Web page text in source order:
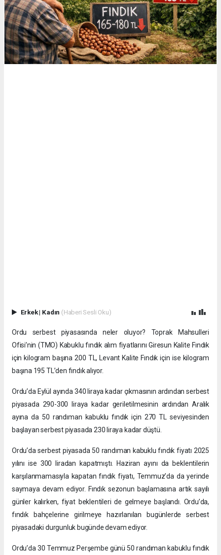
Erkek| Kadın (Haberi Sesli Oku)
Ordu serbest piyasasında neler oluyor? Toprak Mahsulleri
Ofisi’nin (TMO) Kabuklu fındık alım fiyatlarını Giresun Kalite Fındık
için kilogram başına 200 TL, Levant Kalite Fındık için ise kilogram
başına 195 TL’den fındık alıyor.
Ordu’da Eylül ayında 340 liraya kadar çıkmasının ardından serbest
piyasada 290-300 liraya kadar geriletilmesinin ardından Aralık
ayına da 50 randıman kabuklu fındık için 270 TL seviyesinden
başlayan serbest piyasada 230 liraya kadar düştü.
Ordu’da serbest piyasada 50 randıman kabuklu fındık fiyatı 2025
yılını ise 300 liradan kapatmıştı. Haziran ayını da beklentilerin
karşılanmamasıyla kapatan fındık fiyatı, Temmuz’da da yerinde
saymaya devam ediyor. Fındık sezonun başlamasına artık sayılı
günler kalırken, fiyat beklentileri de gelmeye başlandı. Ordu’da,
fındık bahçelerine girilmeye hazırlanılan bugünlerde serbest
piyasadaki durgunluk bugünde devam ediyor.
Ordu’da 30 Temmuz Perşembe günü 50 randıman kabuklu fındık